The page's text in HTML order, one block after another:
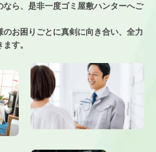
ら、 是非一度ゴミ屋敷ハンターへご
お困りごとに真剣に向き合い、 全力
す。